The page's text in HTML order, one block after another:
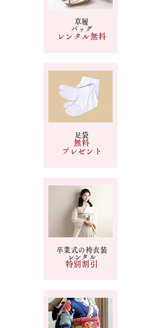
草履
バッグ
​レンタル無料
足袋
​無料
​プレゼント
卒業式の袴衣装
レンタル
特別割引